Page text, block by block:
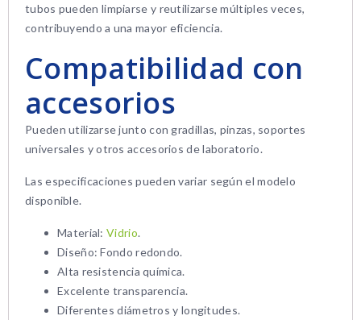
tubos pueden limpiarse y reutilizarse múltiples veces,
contribuyendo a una mayor eficiencia.
Compatibilidad con
accesorios
Pueden utilizarse junto con gradillas, pinzas, soportes
universales y otros accesorios de laboratorio.
Las especificaciones pueden variar según el modelo
disponible.
Material: Vidrio.
Diseño: Fondo redondo.
Alta resistencia química.
Excelente transparencia.
Diferentes diámetros y longitudes.